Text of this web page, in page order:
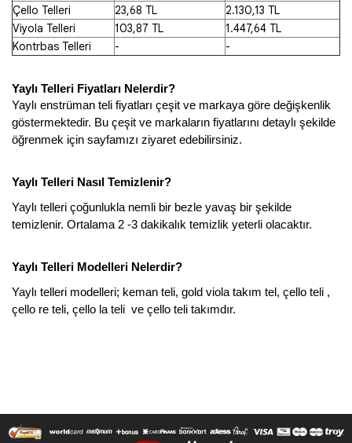
Çello Telleri
23,68 TL
2.130,13 TL
Viyola Telleri
103,87 TL
1.447,64 TL
Kontrbas Telleri
- -
Yaylı Telleri Fiyatları Nelerdir?
Yaylı enstrüman teli fiyatları çeşit ve markaya göre değişkenlik
göstermektedir. Bu çeşit ve markaların fiyatlarını detaylı şekilde
öğrenmek için sayfamızı ziyaret edebilirsiniz.
Yaylı Telleri Nasıl Temizlenir?
Yaylı telleri çoğunlukla nemli bir bezle yavaş bir şekilde
temizlenir. Ortalama 2 -3 dakikalık temizlik yeterli olacaktır.
Yaylı Telleri Modelleri Nelerdir?
Yaylı telleri modelleri; keman teli, gold viola takım tel, çello teli ,
çello re teli, çello la teli  ve çello teli takımdır.